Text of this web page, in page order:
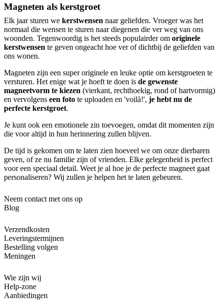
Magneten als kerstgroet
Elk jaar sturen we kerstwensen naar geliefden. Vroeger was het
normaal die wensen te sturen naar diegenen die ver weg van ons
woonden. Tegenwoordig is het steeds populairder om originele
kerstwensen te geven ongeacht hoe ver of dichtbij de geliefden van
ons wonen.
Magneten zijn een super originele en leuke optie om kerstgroeten te
versturen. Het enige wat je hoeft te doen is de gewenste
magneetvorm te kiezen (vierkant, rechthoekig, rond of hartvormig)
en vervolgens een foto te uploaden en 'voilà!', je hebt nu de
perfecte kerstgroet.
Je kunt ook een emotionele zin toevoegen, omdat dit momenten zijn
die voor altijd in hun herinnering zullen blijven.
De tijd is gekomen om te laten zien hoeveel we om onze dierbaren
geven, of ze nu familie zijn of vrienden. Elke gelegenheid is perfect
voor een speciaal detail. Weet je al hoe je de perfecte magneet gaat
personaliseren? Wij zullen je helpen het te laten gebeuren.
Neem contact met ons op
Blog
Verzendkosten
Leveringstermijnen
Bestelling volgen
Meningen
Wie zijn wij
Help-zone
Aanbiedingen